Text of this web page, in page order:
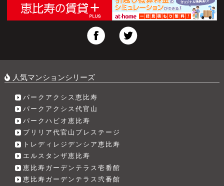
人気マンションシリーズ
パークアクシス恵比寿
パークアクシス代官山
パークハビオ恵比寿
ブリリア代官山プレステージ
トレディレジデンシア恵比寿
エルスタンザ恵比寿
恵比寿ガーデンテラス壱番館
恵比寿ガーデンテラス弐番館